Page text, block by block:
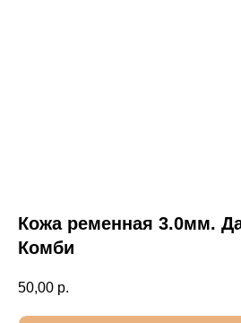
Кожа ременная 3.0мм.
Комби
50,00 р.